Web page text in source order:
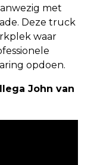
met
Deze truck
waar
opdoen.
John van